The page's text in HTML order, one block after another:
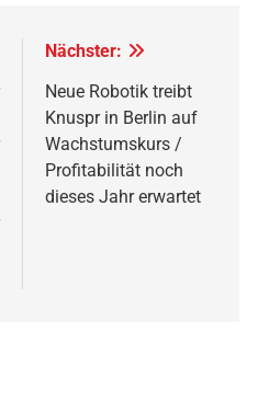
Nächster:
Neue Robotik treibt
Knuspr in Berlin auf
Wachstumskurs /
Profitabilität noch
dieses Jahr erwartet